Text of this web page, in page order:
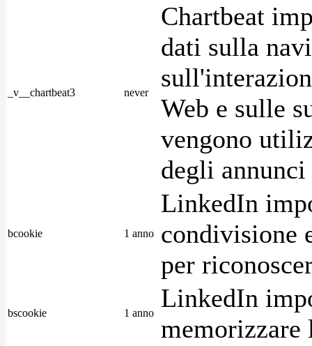
_v__chartbeat3 never
Chartbeat
dati sulla
Web e sulle
vengono
degli
bcookie 1 anno
LinkedIn
condivisione
per
bscookie 1 anno
LinkedIn
memorizzare